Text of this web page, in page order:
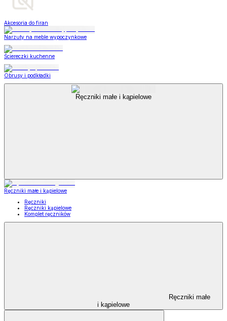
Akcesoria do firan
Narzuty na meble wypoczynkowe
Ściereczki kuchenne
Obrusy i podkładki
Ręczniki małe i kąpielowe
Ręczniki małe i kąpielowe
Ręczniki
Ręczniki kąpielowe
Komplet ręczników
Ręczniki małe
i kąpielowe